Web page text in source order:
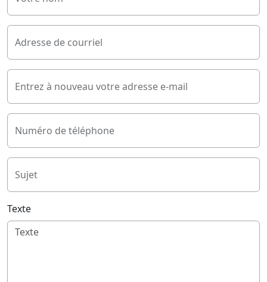
Adresse de courriel
Entrez à nouveau votre adresse e-mail
Numéro de téléphone
Sujet
Texte